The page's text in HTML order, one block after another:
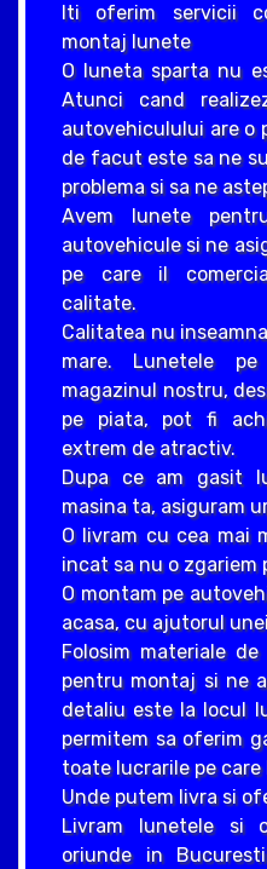
Iti oferim servicii
montaj lunete
O luneta sparta nu
Atunci cand
autovehiculului are o
de facut este sa ne
problema si sa ne
Avem lunete
autovehicule si ne
pe care il
calitate.
Calitatea nu
mare. Lunetele
magazinul nostru,
pe piata, pot fi
extrem de atractiv.
Dupa ce am gasit
masina ta, asiguram
O livram cu cea mai
incat sa nu o zgariem
O montam pe
acasa, cu ajutorul
Folosim materiale
pentru montaj si ne
detaliu este la locul
permitem sa oferim
toate lucrarile pe
Unde putem livra si
Livram lunetele si
oriunde in